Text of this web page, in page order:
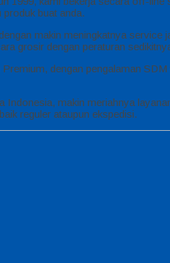
buat anda.
makin meningkatnya service
grosir dengan peraturan
dengan pengalaman
Indonesia, makin meriahnya
reguler ataupun ekspedisi.